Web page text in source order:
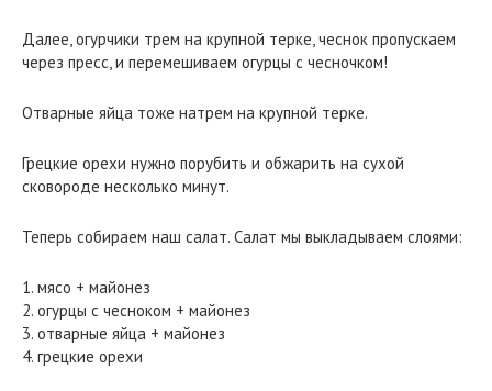
Далее, огурчики трем на крупной терке, чеснок пропускаем
через пресс, и перемешиваем огурцы с чесночком!
Отварные яйца тоже натрем на крупной терке.
Грецкие орехи нужно порубить и обжарить на сухой
сковороде несколько минут.
Теперь собираем наш салат. Салат мы выкладываем слоями:
1. мясо + майонез
2. огурцы с чесноком + майонез
3. отварные яйца + майонез
4. грецкие орехи